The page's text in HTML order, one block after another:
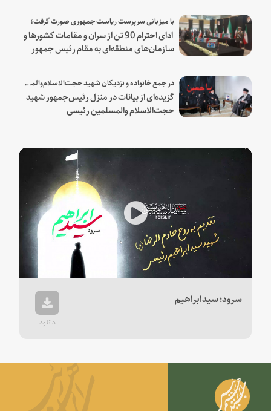
با میزبانی سرپرست ریاست جمهوری صورت گرفت؛
ادای احترام 90 تن از سران و مقامات کشورها و
سازمان‌های منطقه‌ای به مقام رئیس جمهور
در جمع خانواده و نزدیکان شهید حجت‌الاسلام‌والمسلمین رئیسی:
گزیده‌ای از بیانات در منزل رئیس‌جمهور شهید
حجت‌الاسلام والمسلمین رئیسی
Play
Video
سرود؛ سیدابراهیم
دانلود